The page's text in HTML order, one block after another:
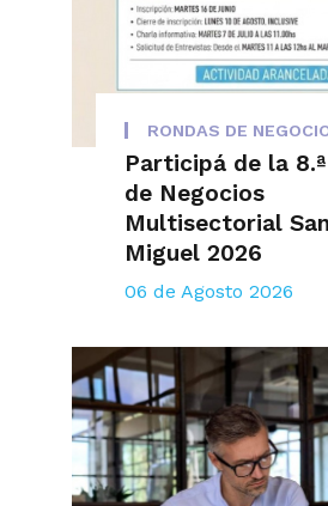
RONDAS DE
Participá de la
de Negocios
Multisectorial San
Miguel 2026
06 de Agosto 2026